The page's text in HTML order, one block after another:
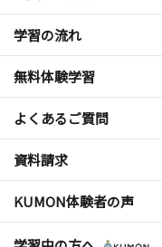
学習の流れ
無料体験学習
よくあるご質問
資料請求
KUMON体験者の声